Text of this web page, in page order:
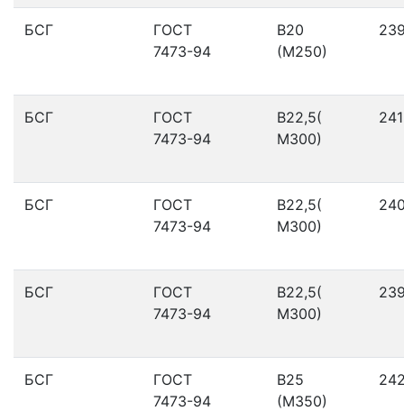
БСГ
ГОСТ
7473-94
В20
(М250)
БСГ
ГОСТ
7473-94
В22,5(
М300)
БСГ
ГОСТ
7473-94
В22,5(
М300)
БСГ
ГОСТ
7473-94
В22,5(
М300)
БСГ
ГОСТ
7473-94
В25
(М350)